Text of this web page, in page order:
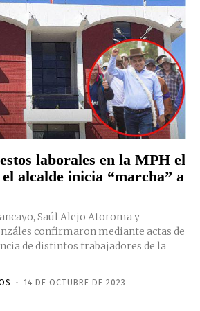
laborales en la MPH el
alcalde inicia “marcha” a
Saúl Alejo Atoroma y
confirmaron mediante actas de
de distintos trabajadores de la
- 14 DE OCTUBRE DE 2023